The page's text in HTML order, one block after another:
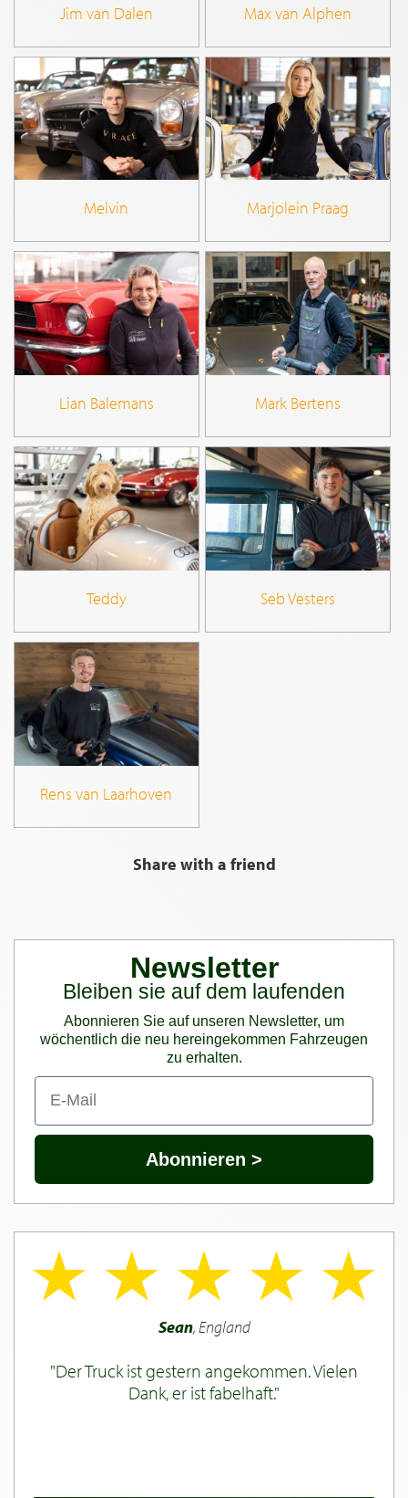
Jim van Dalen Max van Alphen
Melvin Marjolein Praag
Lian Balemans Mark Bertens
Teddy Seb Vesters
Rens van Laarhoven
Share with a friend
Newsletter
Bleiben sie auf dem laufenden
Abonnieren Sie auf unseren Newsletter, um
wöchentlich die neu hereingekommen Fahrzeugen
zu erhalten.
Abonnieren >
Sean, England
Der Truck ist gestern angekommen. Vielen
Dank, er ist fabelhaft.